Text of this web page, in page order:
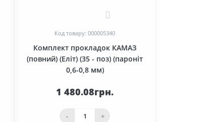
Код товару: 000005340
Комплект прокладок КАМАЗ
(повний) (Еліт) (35 - поз) (пароніт
0,6-0,8 мм)
1 480.08грн.
- +